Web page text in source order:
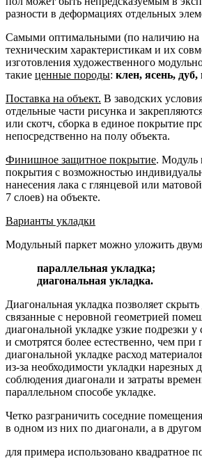
разности в деформациях отдельных
Самыми оптимальными (по наличию на
техническим характеристикам и их
изготовления художественного
такие ценные породы: клен, ясень, дуб,
Поставка на объект. В заводских
отдельные части рисунка и
или скотч, сборка в единое покрытие
непосредственно на полу объекта.
Финишное защитное покрытие. Модуль
покрытия с возможностью
нанесения лака с глянцевой или
7 слоев) на объекте.
Варианты укладки
Модульный паркет можно уложить
параллельная укладка;
диагональная укладка.
Диагональная укладка позволяет
связанные с неровной геометрией
диагональной укладке узкие подрезки
и смотрятся более естественно, чем
диагональной укладке расход
из-за необходимости укладки нарезных
соблюдения диагонали и затраты
параллельном способе укладке.
Четко разграничить соседние
в одном из них по диагонали, а в
для примера использовано квадратное